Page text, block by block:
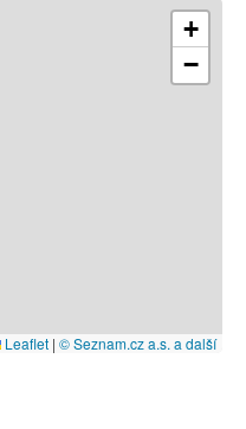
+
−
Leaflet | © Seznam.cz a.s. a další